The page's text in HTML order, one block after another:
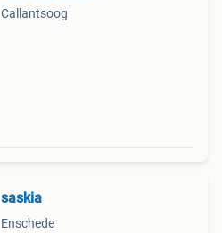
Callantsoog
saskia
Enschede